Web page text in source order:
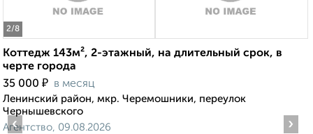
2/8
Коттедж 143м², 2-этажный, на длительный срок, в
черте города
35 000 ₽ в месяц
Ленинский район, мкр. Черемошники, переулок
Чернышевского
Агентство, 09.08.2026
‹ ›